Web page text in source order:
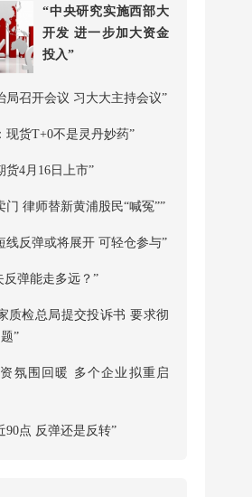
“中央研究实施西部大
开发 进一步加大资金
投入”
局召开会议 习大大主持会议”
现货T+0不是灵丹妙药”
货4月16日上市”
门 律师替新黄浦股民“喊冤””
线反弹或将展开 可轻仓参与”
反弹能走多远？”
质检总局提交投诉书 要求彻
”
氛围回暖 多个企业拟重启
90点 反弹还是反转”